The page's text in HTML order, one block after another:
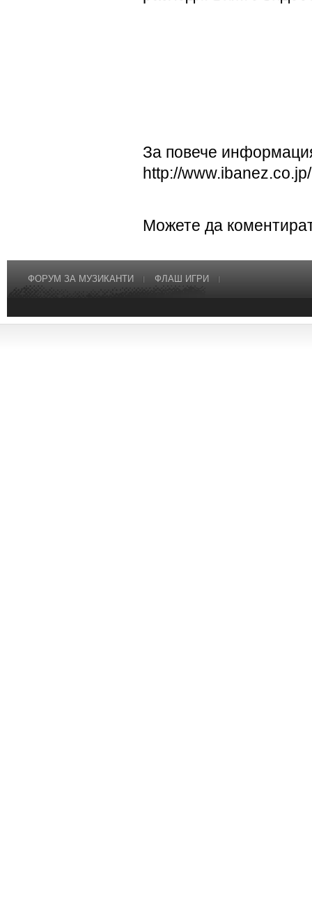
За повече
http://
Можете да
ФОРУМ ЗА МУЗИКАНТИ ФЛАШ ИГРИ